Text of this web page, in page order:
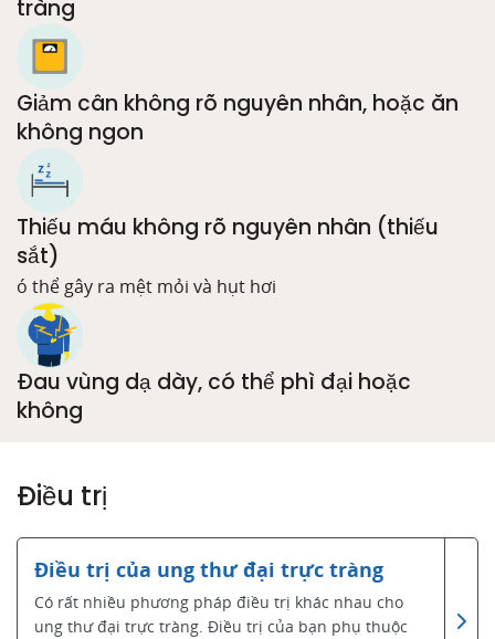
tràng
Giảm cân không rõ nguyên nhân, hoặc ăn
không ngon
Thiếu máu không rõ nguyên nhân (thiếu
sắt)
ó thể gây ra mệt mỏi và hụt hơi
Đau vùng dạ dày, có thể phì đại hoặc
không
Điều trị
Điều trị của ung thư đại trực tràng
Có rất nhiều phương pháp điều trị khác nhau cho
ung thư đại trực tràng. Điều trị của bạn phụ thuộc